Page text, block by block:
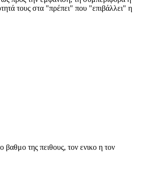
τους στα "πρέπει" που "επιβάλλει" η
της πειθους, τον ενικο η τον